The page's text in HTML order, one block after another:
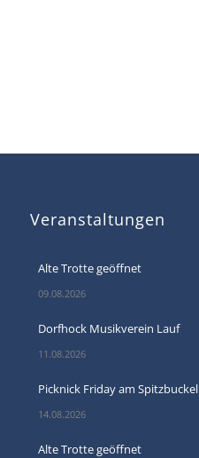
Veranstaltungen
Alte Trotte geöffnet
09.08.2026
Dorfhock Musikverein Lauf
11.08.2026
Picknick Friday am Spitzbuckel
14.08.2026
Alte Trotte geöffnet